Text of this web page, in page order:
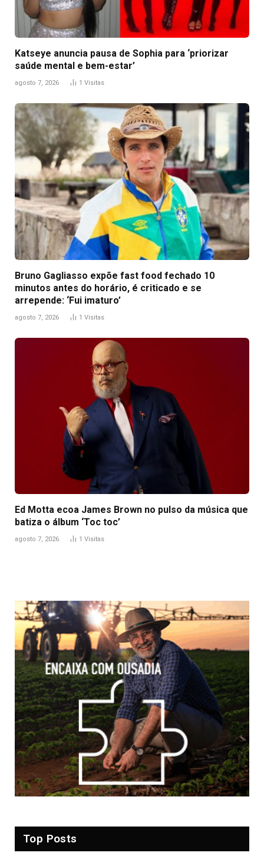
Katseye anuncia pausa de Sophia para ‘priorizar
saúde mental e bem-estar’
agosto 7, 2026 1 Visitas
Bruno Gagliasso expõe fast food fechado 10
minutos antes do horário, é criticado e se
arrepende: ‘Fui imaturo’
agosto 7, 2026 1 Visitas
Ed Motta ecoa James Brown no pulso da música que
batiza o álbum ‘Toc toc’
agosto 7, 2026 1 Visitas
Top Posts